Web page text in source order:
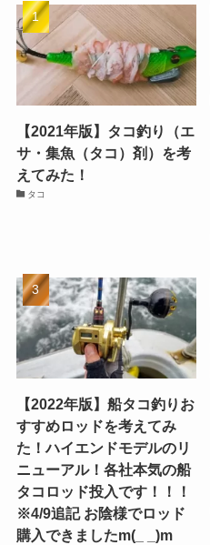
【2021年版】タコ釣り（エ
サ・集魚（タコ）剤）を考
えてみた！
タコ
【2022年版】船タコ釣りお
すすめロッドを考えてみ
た！ハイエンドモデルのリ
ニューアル！各社本気の船
タコロッド投入です！！！
※4/9追記 お陰様でロッド
購入できましたm(_ _)m